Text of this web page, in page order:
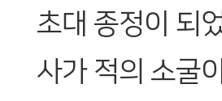
초대 종정이 되
사가 적의 소굴